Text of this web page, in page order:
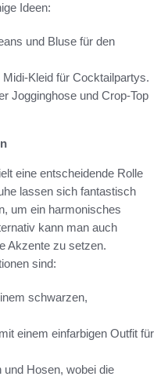
Ideen:
und Bluse für den
Kleid für Cocktailpartys.
Jogginghose und Crop-Top
eine entscheidende Rolle
lassen sich fantastisch
um ein harmonisches
kann man auch
Akzente zu setzen.
sind:
schwarzen,
einem einfarbigen Outfit für
Hosen, wobei die